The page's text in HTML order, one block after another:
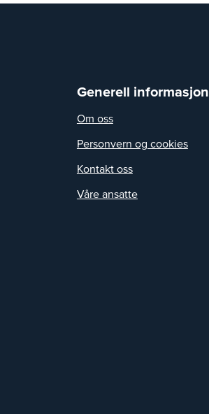
Generell informasjon
Om oss
Personvern og cookies
Kontakt oss
Våre ansatte